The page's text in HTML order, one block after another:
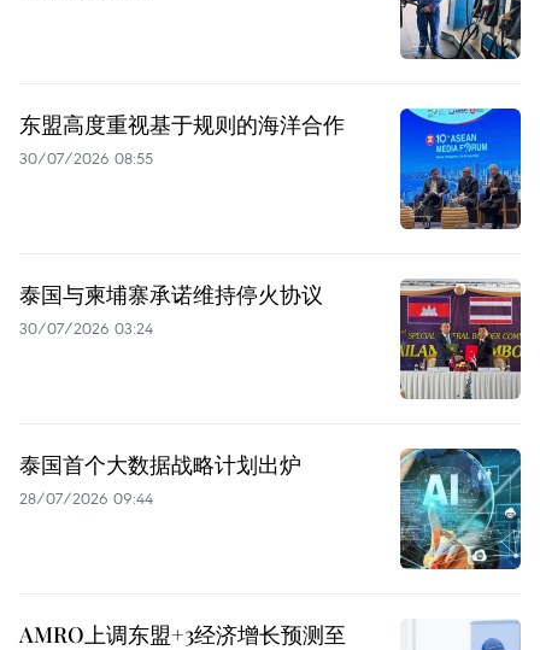
东盟高度重视基于规则的海洋合作
30/07/2026 08:55
泰国与柬埔寨承诺维持停火协议
30/07/2026 03:24
泰国首个大数据战略计划出炉
28/07/2026 09:44
AMRO上调东盟+3经济增长预测至